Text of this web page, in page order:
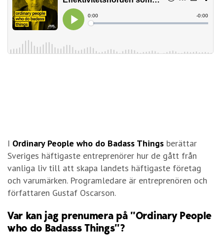
I Ordinary People who do Badass Things berättar
Sveriges häftigaste entreprenörer hur de gått från
vanliga liv till att skapa landets häftigaste företag
och varumärken. Programledare är entreprenören och
författaren Gustaf Oscarson.
Var kan jag prenumera på ”Ordinary People
who do Badasss Things”?